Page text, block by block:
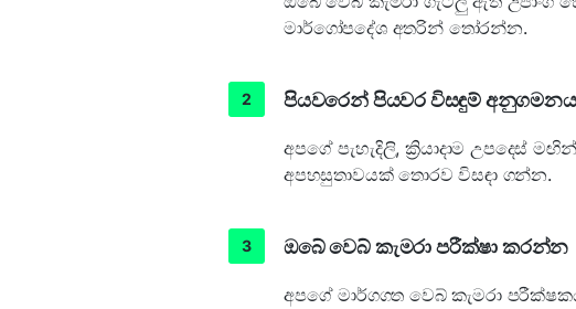
මාර්ගෝපදේශ අතරින් තෝරන්න.
පියවරෙන් පියවර විසඳුම්
අපගේ පැහැදිලි, ක්‍රියාදාම උපදෙස්
අපහසුතාවයක් තොරව විසඳා ගන්න.
ඔබේ වෙබ් කැමරා පරීක්ෂා කරන්න
අපගේ මාර්ගගත වෙබ් කැමරා